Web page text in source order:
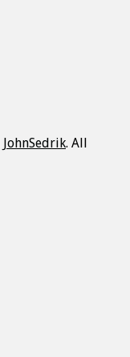
JohnSedrik. All